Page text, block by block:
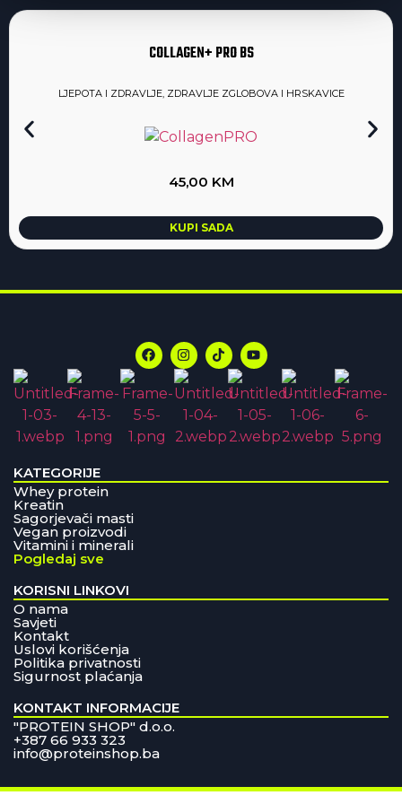
COLLAGEN+ PRO BS
LJEPOTA I ZDRAVLJE, ZDRAVLJE ZGLOBOVA I HRSKAVICE
45,00 KM
KUPI SADA
KATEGORIJE
Whey protein
Kreatin
Sagorjevači masti
Vegan proizvodi
Vitamini i minerali
Pogledaj sve
KORISNI LINKOVI
O nama
Savjeti
Kontakt
Uslovi korišćenja
Politika privatnosti
Sigurnost plaćanja
KONTAKT INFORMACIJE
"PROTEIN SHOP" d.o.o.
+387 66 933 323
info@proteinshop.ba